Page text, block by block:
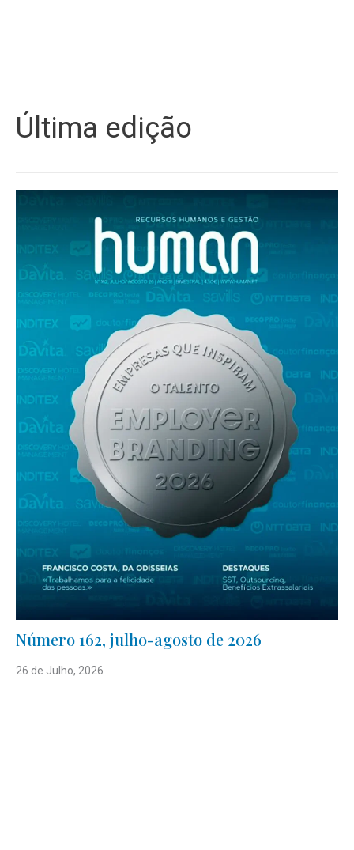
Última edição
Número 162, julho-agosto de 2026
26 de Julho, 2026